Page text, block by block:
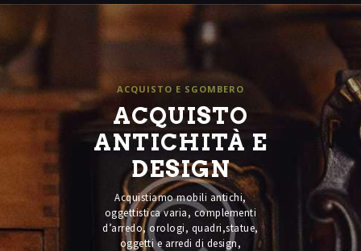
ACQUISTO E SGOMBERO
ACQUISTO
ANTICHITÀ E
DESIGN
Acquistiamo mobili antichi,
oggettistica varia, complementi
d’arredo, orologi, quadri,statue,
oggetti e arredi di design,